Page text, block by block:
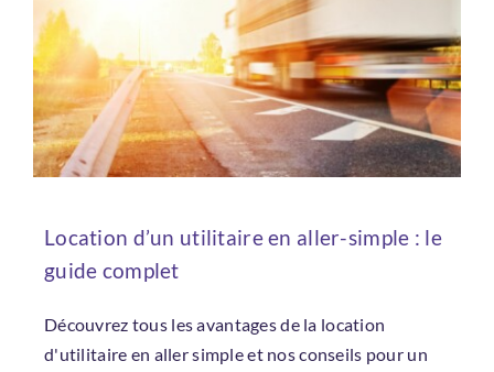
Location d’un utilitaire en aller-simple : le
guide complet
Découvrez tous les avantages de la location
d'utilitaire en aller simple et nos conseils pour un